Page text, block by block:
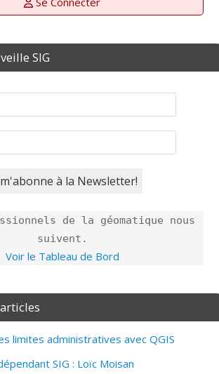
SIG
de la géomatique nous
suivent.
Voir le Tableau de Bord
limites administratives avec QGIS
SIG : Loïc Moisan